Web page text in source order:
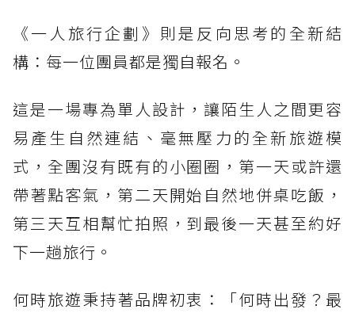
《一人旅行企劃》則是反向思考的全新結
構：每一位團員都是獨自報名。
這是一場專為單人設計，讓陌生人之間更容
易產生自然連結、毫無壓力的全新旅遊模
式，全團沒有既有的小圈圈，第一天或許還
帶著點客氣，第二天開始自然地併桌吃飯，
第三天互相幫忙拍照，到最後一天甚至約好
下一趟旅行。
何時旅遊秉持著品牌初衷：「何時出發？最